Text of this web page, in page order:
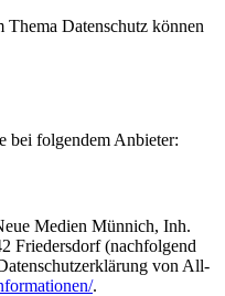
Datenschutz können
bei folgendem Anbieter:
Medien Münnich, Inh.
Friedersdorf (nachfolgend
von All-
.